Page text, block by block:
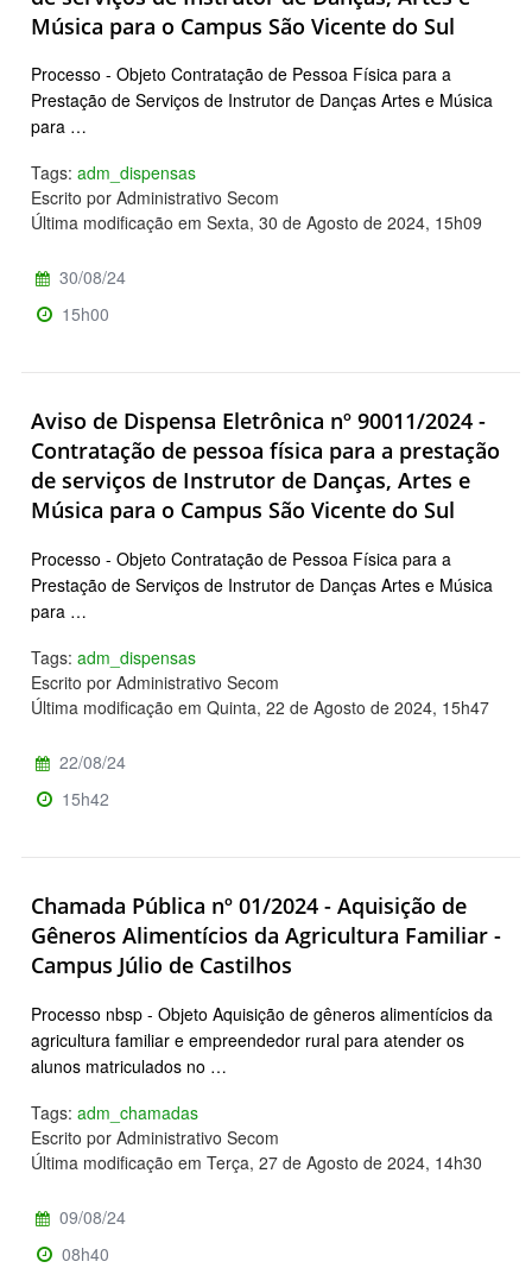
Música para o Campus São Vicente do Sul
Processo - Objeto Contratação de Pessoa Física para a
Prestação de Serviços de Instrutor de Danças Artes e Música
para …
Tags: adm_dispensas
Escrito por Administrativo Secom
Última modificação em Sexta, 30 de Agosto de 2024, 15h09
30/08/24
15h00
Aviso de Dispensa Eletrônica nº 90011/2024 -
Contratação de pessoa física para a prestação
de serviços de Instrutor de Danças, Artes e
Música para o Campus São Vicente do Sul
Processo - Objeto Contratação de Pessoa Física para a
Prestação de Serviços de Instrutor de Danças Artes e Música
para …
Tags: adm_dispensas
Escrito por Administrativo Secom
Última modificação em Quinta, 22 de Agosto de 2024, 15h47
22/08/24
15h42
Chamada Pública nº 01/2024 - Aquisição de
Gêneros Alimentícios da Agricultura Familiar -
Campus Júlio de Castilhos
Processo nbsp - Objeto Aquisição de gêneros alimentícios da
agricultura familiar e empreendedor rural para atender os
alunos matriculados no …
Tags: adm_chamadas
Escrito por Administrativo Secom
Última modificação em Terça, 27 de Agosto de 2024, 14h30
09/08/24
08h40